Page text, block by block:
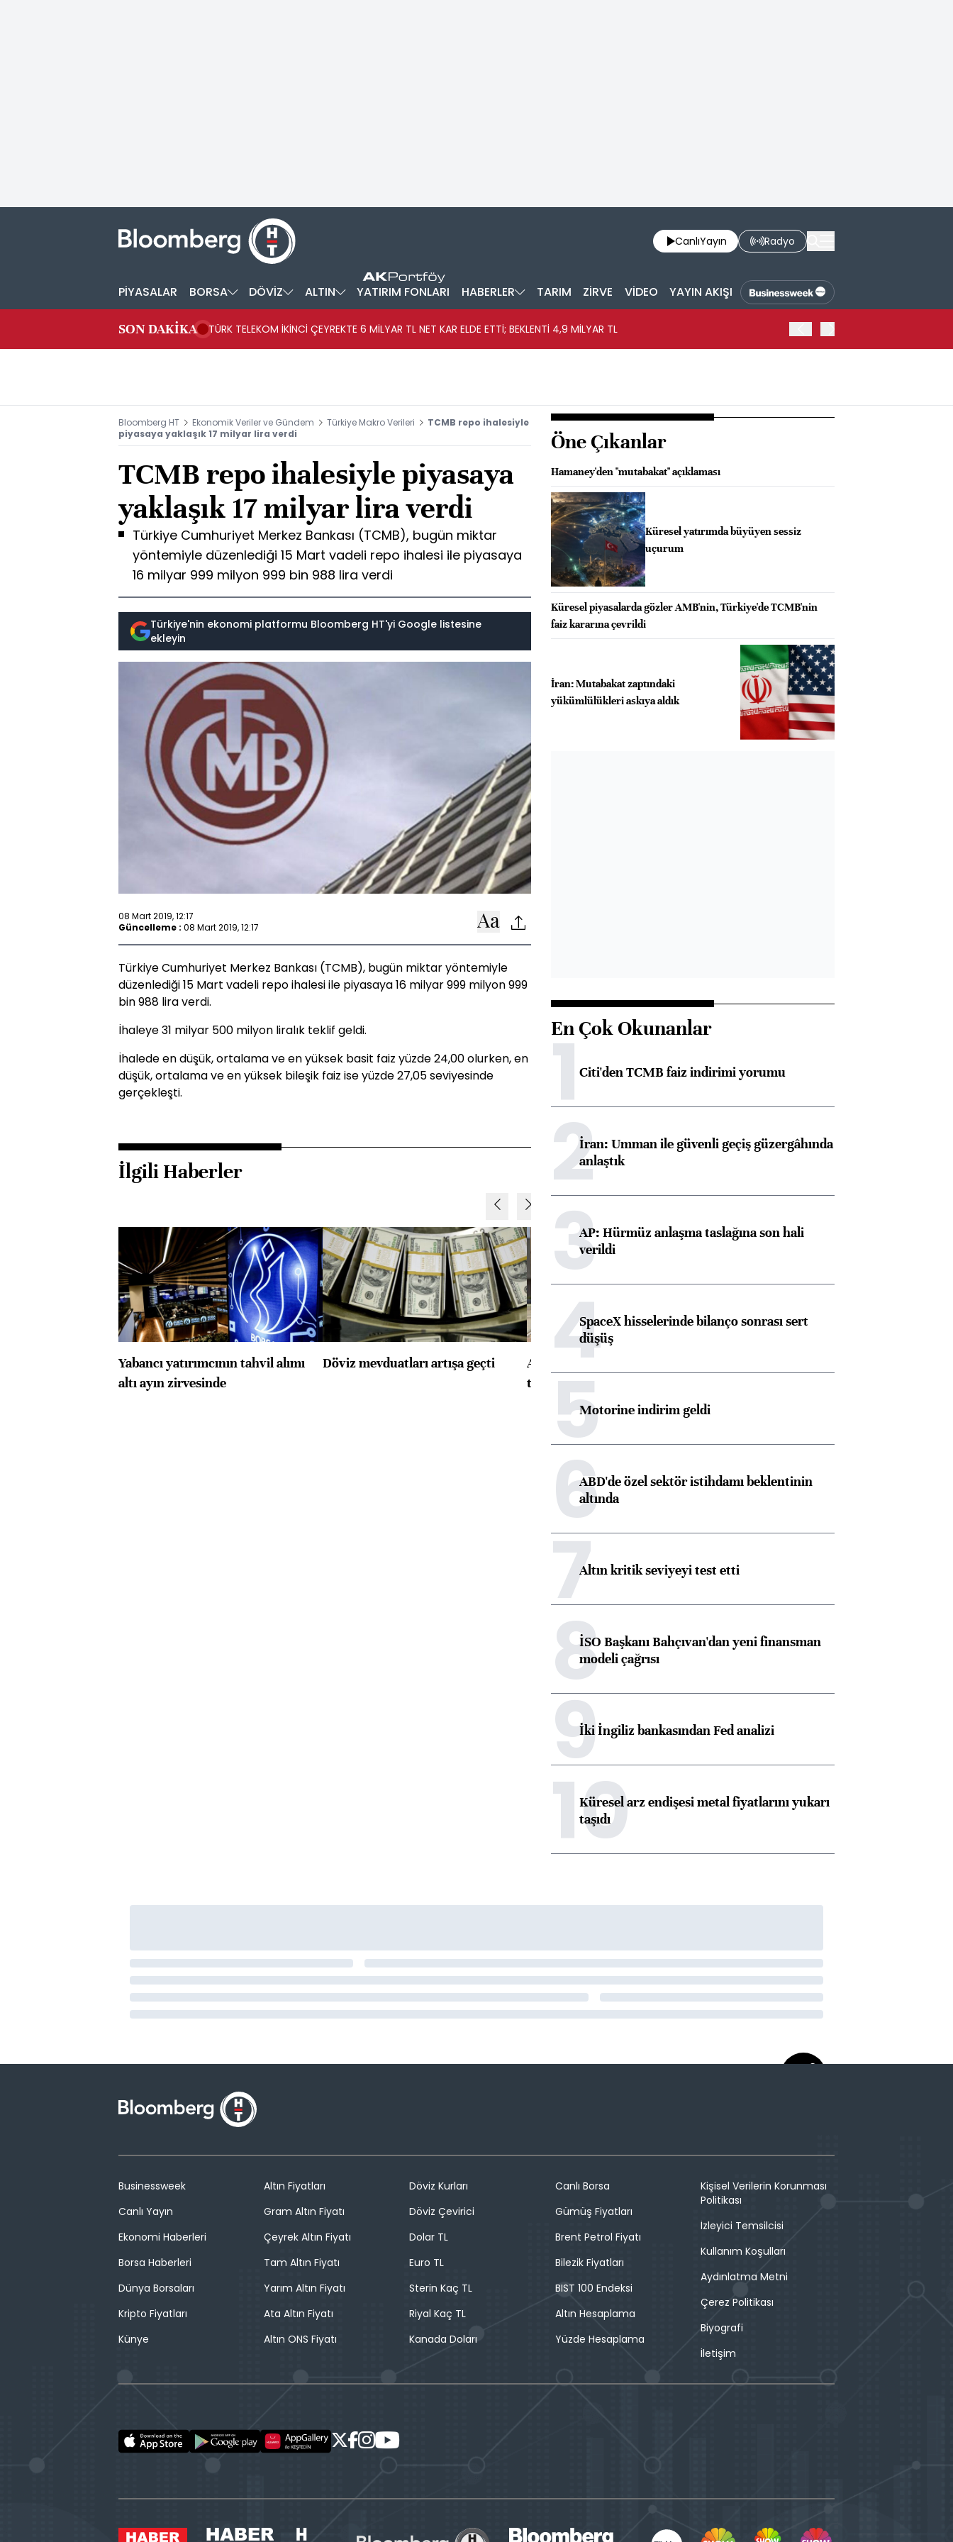
CanlıYayın Radyo
PİYASALAR BORSA DÖVİZ ALTIN YATIRIM FONLARI HABERLER TARIM ZİRVE VİDEO YAYIN AKIŞI
SON DAKİKA TÜRK TELEKOM İKİNCİ ÇEYREKTE 6 MİLYAR TL NET KAR ELDE ETTİ; BEKLENTİ 4,9 MİLYAR TL
Bloomberg HT Ekonomik Veriler ve Gündem Türkiye Makro Verileri
TCMB repo ihalesiyle
piyasaya yaklaşık 17 milyar lira verdi
TCMB repo ihalesiyle piyasaya
yaklaşık 17 milyar lira verdi
Türkiye Cumhuriyet Merkez Bankası (TCMB), bugün miktar
yöntemiyle düzenlediği 15 Mart vadeli repo ihalesi ile piyasaya
16 milyar 999 milyon 999 bin 988 lira verdi
Türkiye'nin ekonomi platformu Bloomberg HT'yi Google listesine
ekleyin
08 Mart 2019, 12:17
Güncelleme : 08 Mart 2019, 12:17
Türkiye Cumhuriyet Merkez Bankası (TCMB), bugün miktar yöntemiyle
düzenlediği 15 Mart vadeli repo ihalesi ile piyasaya 16 milyar 999 milyon 999
bin 988 lira verdi.
İhaleye 31 milyar 500 milyon liralık teklif geldi.
İhalede en düşük, ortalama ve en yüksek basit faiz yüzde 24,00 olurken, en
düşük, ortalama ve en yüksek bileşik faiz ise yüzde 27,05 seviyesinde
gerçekleşti.
İlgili Haberler
Yabancı yatırımcının tahvil alımı
altı ayın zirvesinde
Döviz mevduatları artışa geçti
ABD'de konut başlangıçları
toparlandı
görüşmelere hazırlanıyor
Öne Çıkanlar
Hamaney'den "mutabakat" açıklaması
Küresel yatırımda büyüyen sessiz
uçurum
Küresel piyasalarda gözler AMB'nin, Türkiye'de TCMB'nin
faiz kararına çevrildi
İran: Mutabakat zaptındaki
yükümlülükleri askıya aldık
En Çok Okunanlar
1Citi'den TCMB faiz indirimi yorumu
2İran: Umman ile güvenli geçiş güzergâhında
anlaştık
3AP: Hürmüz anlaşma taslağına son hali
verildi
4SpaceX hisselerinde bilanço sonrası sert
düşüş
5Motorine indirim geldi
6ABD'de özel sektör istihdamı beklentinin
altında
7Altın kritik seviyeyi test etti
8İSO Başkanı Bahçıvan'dan yeni finansman
modeli çağrısı
9İki İngiliz bankasından Fed analizi
10
Küresel arz endişesi metal fiyatlarını yukarı
taşıdı
Businessweek
Canlı Yayın
Ekonomi Haberleri
Borsa Haberleri
Dünya Borsaları
Kripto Fiyatları
Künye
Altın Fiyatları
Gram Altın Fiyatı
Çeyrek Altın Fiyatı
Tam Altın Fiyatı
Yarım Altın Fiyatı
Ata Altın Fiyatı
Altın ONS Fiyatı
Döviz Kurları
Döviz Çevirici
Dolar TL
Euro TL
Sterin Kaç TL
Riyal Kaç TL
Kanada Doları
Canlı Borsa
Gümüş Fiyatları
Brent Petrol Fiyatı
Bilezik Fiyatları
BIST 100 Endeksi
Altın Hesaplama
Yüzde Hesaplama
Kişisel Verilerin Korunması
Politikası
İzleyici Temsilcisi
Kullanım Koşulları
Aydınlatma Metni
Çerez Politikası
Biyografi
İletişim